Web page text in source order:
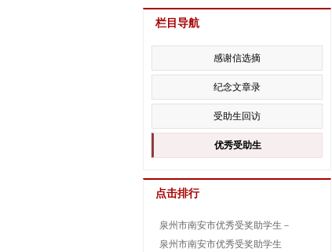
栏目导航
感谢信选摘
纪念文章录
受助生回访
优秀受助生
点击排行
泉州市南安市优秀受奖助学生－
泉州市南安市优秀受奖助学生